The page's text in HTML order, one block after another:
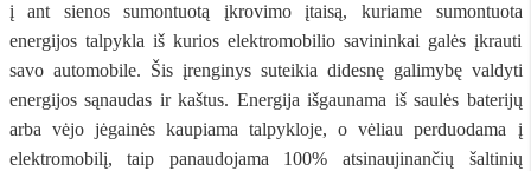
į ant sienos sumontuotą įkrovimo įtaisą, kuriame sumontuota
energijos talpykla iš kurios elektromobilio savininkai galės įkrauti
savo automobile. Šis įrenginys suteikia didesnę galimybę valdyti
energijos sąnaudas ir kaštus. Energija išgaunama iš saulės baterijų
arba vėjo jėgainės kaupiama talpykloje, o vėliau perduodama į
elektromobilį, taip panaudojama 100% atsinaujinančių šaltinių